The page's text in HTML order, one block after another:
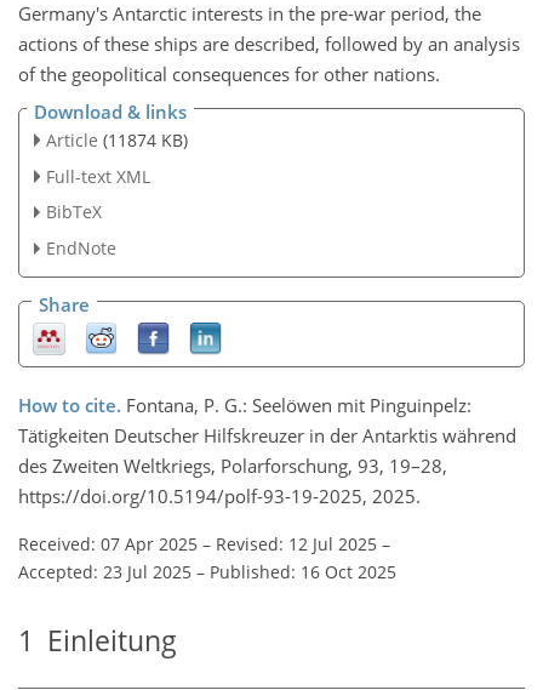
Germany's Antarctic interests in the pre-war period, the
actions of these ships are described, followed by an analysis
of the geopolitical consequences for other nations.
Download & links
Article (11874 KB)
Full-text XML
BibTeX
EndNote
Share
How to cite. Fontana, P. G.: Seelöwen mit Pinguinpelz:
Tätigkeiten Deutscher Hilfskreuzer in der Antarktis während
des Zweiten Weltkriegs, Polarforschung, 93, 19–28,
https://doi.org/10.5194/polf-93-19-2025, 2025.
Received: 07 Apr 2025 – Revised: 12 Jul 2025 –
Accepted: 23 Jul 2025 – Published: 16 Oct 2025
1 Einleitung